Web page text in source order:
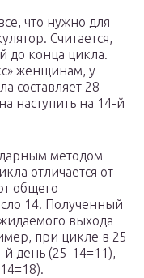
что нужно для
Считается,
до конца цикла.
женщинам, у
составляет 28
наступить на 14-й
методом
отличается от
общего
14. Полученный
выхода
при цикле в 25
день (25-14=11),